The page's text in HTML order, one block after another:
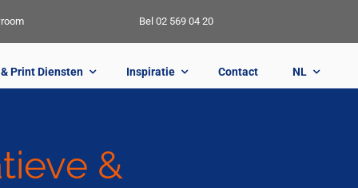
Bel 02 569 04 20
Print Diensten Inspiratie Contact NL
&